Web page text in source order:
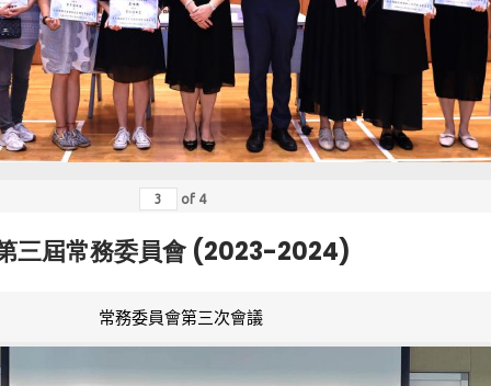
of 4
三屆常務委員會 (2023-2024)
常務委員會第三次會議